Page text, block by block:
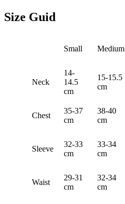
Size Guid
Small Medium
Neck
14-
14.5
cm
15-15.5
cm
Chest
35-37
cm
38-40
cm
Sleeve
32-33
cm
33-34
cm
Waist
29-31
cm
32-34
cm